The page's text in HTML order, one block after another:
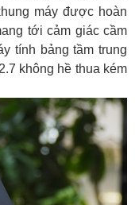
máy được hoàn
tới cảm giác cầm
tính bảng tầm trung
không hề thua kém